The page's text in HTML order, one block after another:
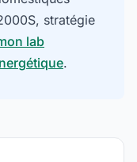
stratégie
lab
.